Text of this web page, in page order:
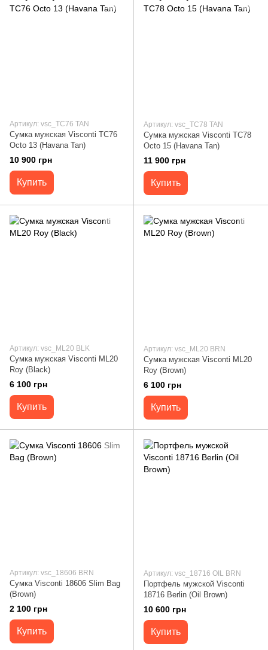
Артикул: vsc_TC76 TAN
Сумка мужская Visconti TC76
Octo 13 (Havana Tan)
10 900 грн
Купить
Артикул: vsc_TC78 TAN
Сумка мужская Visconti TC78
Octo 15 (Havana Tan)
11 900 грн
Купить
Артикул: vsc_ML20 BLK
Сумка мужская Visconti ML20
Roy (Black)
6 100 грн
Купить
Артикул: vsc_ML20 BRN
Сумка мужская Visconti ML20
Roy (Brown)
6 100 грн
Купить
Артикул: vsc_18606 BRN
Сумка Visconti 18606 Slim Bag
(Brown)
2 100 грн
Купить
Артикул: vsc_18716 OIL BRN
Портфель мужской Visconti
18716 Berlin (Oil Brown)
10 600 грн
Купить